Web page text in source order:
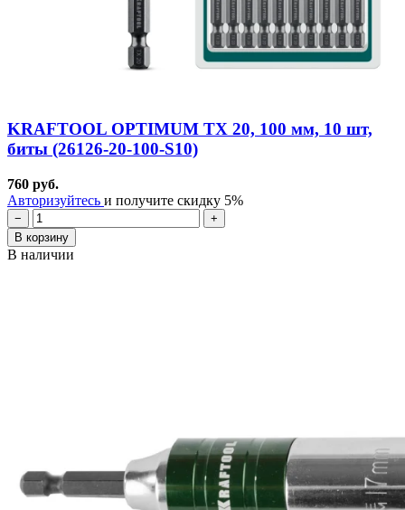
KRAFTOOL OPTIMUM TX 20, 100 мм, 10 шт,
биты (26126-20-100-S10)
760 руб.
Авторизуйтесь и получите скидку 5%
−
+
В корзину
В наличии